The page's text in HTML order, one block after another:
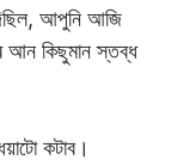
আপুনি আজি
আন কিছুমান স্তব্ধ
কটাব।